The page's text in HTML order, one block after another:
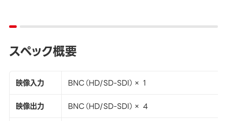
スペック概要
映像入力
BNC（HD/SD-SDI）× 1
映像出力
BNC（HD/SD-SDI）× 4